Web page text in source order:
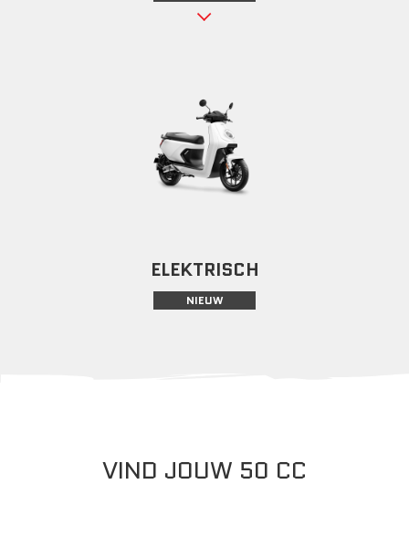
ELEKTRISCH
NIEUW
VIND JOUW 50 CC